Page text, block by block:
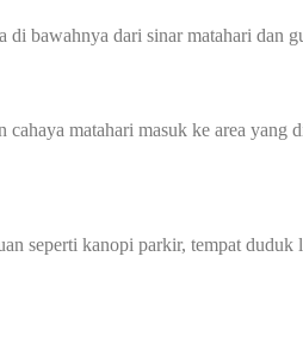
di bawahnya dari sinar matahari dan
matahari masuk ke area
seperti kanopi parkir, tempat duduk